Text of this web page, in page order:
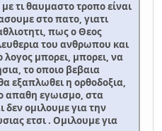
τι θαυμαστο τροπο είναι
στο πατο, γιατι
πως ο Θεος
του ανθρωπου και
μπορει, μπορει, να
το οποιο βεβαια
εξαπλωθει η ορθοδοξια,
απαθη εγωισμο, στα
δεν ομιλουμε για την
ετσι . Ομιλουμε για